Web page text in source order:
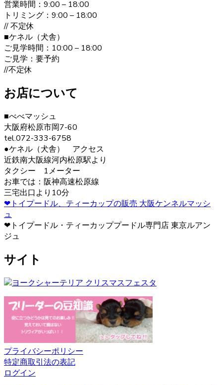
2021.1.19
ヨークシャーテリアは何といっても美しい毛並みが大きな
特徴です。”動く宝石”と呼ばれとても上品な毛並みをしてい
ます。どんどん被毛は伸びてしまうので、定期的なお手入
れが必要です。伸びた被毛を結んだり、カットしたりと飼
い主の好みによってオシャレを楽しむことが出来ます。 ご
購入の際は、是非ベベドールへお問い合わせ下さい。
ヨークシャーテリアの毛色は「ダーク・スチール・ブル
ー」と言われます。 子犬の頃は黒色の割合が多く、成長す
ると顔まわりを中心に茶色の部分が増えていきます。こう
した毛色の変化も、成長の楽しみとなるでしょう。 ヨーク
シャーテリア購入をご検討の際は、お気軽にお問い合わせ
ください。
2020.12.12
ヨークシャーテリアは警戒心が強く、初対面から心を開く
ことはあまりありませんが、慣れた飼い主には甘えん坊で
す。プライドの高い犬が多いので、しつけの際は頭ごなし
面もあるので、たくさんコミュニケーションをとってあげ
るのが良いでしょう。 ヨークシャーテリアの育成・販売の
ことなら、ベベドールへ是非お問い合わせください。
2020.12.4
ペットを飼う際、愛情を持って可愛がることももちろんで
すが、それと同じくらいしつけもしっかりと行うことも大
切です。ヨークシャーテリアのブリーダーベベドールで
は、飼い主様へのお引渡しの前からしつけも含めてしっか
りとした育成を行い、飼い主様へ飼う際のアドバイスも行
っております。
営業時間：9:00 – 18:00
トリミング：9:00 – 18:00
// 不定休
■ケネル（犬舎）
ご見学時間：10:00 – 18:00
ご見学：要予約
//不定休
お店について
■べべマッシュ
大阪府松原市岡7-60
tel.072-333-6758
●ケネル（犬舎） アクセス
近鉄南大阪線河内松原駅より
タクシー 1メーター
お車では：阪神高速松原線
三宅出口より10分
❤トイプードル、ティーカップの販売 大阪ケンネルマッシ
ュ
❤トイプードル・ティーカッププードル専門店 東京ルアン
ジュ
サイト
プライバシーポリシー
特定商取引法の表記
ログイン